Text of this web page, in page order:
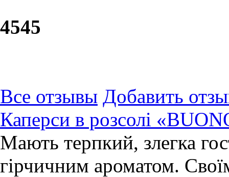
4545
Все отзывы Добавить
Каперси в розсолі
Мають терпкий, злегка
гірчичним ароматом.